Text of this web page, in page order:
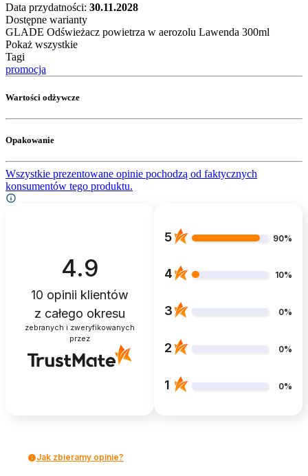
Data przydatności: 30.11.2028
Dostępne warianty
GLADE Odświeżacz powietrza w aerozolu Lawenda 300ml
Pokaż wszystkie
Tagi
promocja
Wartości odżywcze
Opakowanie
Wszystkie prezentowane opinie pochodzą od faktycznych
konsumentów tego produktu.
4.9
10 opinii klientów
z całego okresu
zebranych i zweryfikowanych
przez
5 90%
4 10%
3 0%
2 0%
1 0%
Jak zbieramy opinie?